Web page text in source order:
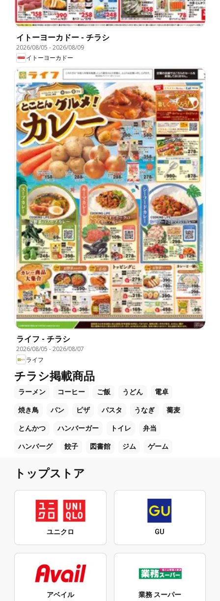
イトーヨーカドー - チラシ
2026/08/05 -2026/08/09
イトーヨーカドー
ライフ - チラシ
2026/08/05 -2026/08/07
ライフ
チラシ掲載商品
ラーメン コーヒー ご飯 うどん 電卓
焼き鳥 パン ピザ パスタ うなぎ 蕎麦
とんかつ ハンバーガー トイレ 弁当
ハンバーグ 餃子 図書館 ジム ゲーム
トップストア
ユニクロ GU
アベイル 業務 スーパー